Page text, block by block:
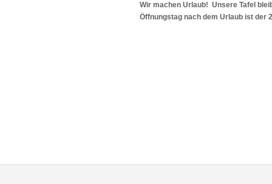
Wir machen Urlaub! Unsere Tafel
Öffnungstag nach dem Urlaub ist der